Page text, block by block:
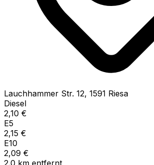
Lauchhammer Str. 12, 1591 Riesa
Diesel
2,10 €
E5
2,15 €
E10
2,09 €
2.0 km entfernt